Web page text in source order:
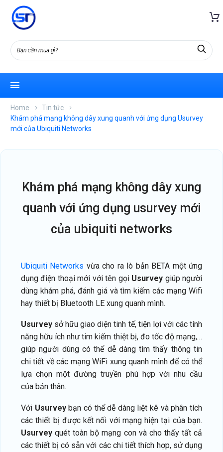
Home
Tin tức
Khám phá mạng không dây xung quanh với ứng dụng Usurvey
mới của Ubiquiti Networks
khám phá mạng không dây xung
quanh với ứng dụng usurvey mới
của ubiquiti networks
Ubiquiti Networks vừa cho ra lò bản BETA một ứng
dụng điện thoại mới với tên gọi Usurvey giúp người
dùng khám phá, đánh giá và tìm kiếm các mạng Wifi
hay thiết bị Bluetooth LE xung quanh mình.
Usurvey sở hữu giao diện tinh tế, tiện lợi với các tính
năng hữu ích như tim kiếm thiệt bị, đo tốc độ mạng,…
giúp người dùng có thể dễ dàng tìm thấy thông tin
chi tiết về các mạng WiFi xung quanh mình để có thể
lựa chọn một đường truyền phù hợp với nhu cầu
của bản thân.
Với Usurveybạn có thể dễ dàng liệt kê và phân tích
các thiết bị được kết nối với mạng hiện tại của bạn.
Usurvey quét toàn bộ mạng con và cho thấy tất cả
các thiết bị có sẵn với các chi tiết thích hợp, sử dụng